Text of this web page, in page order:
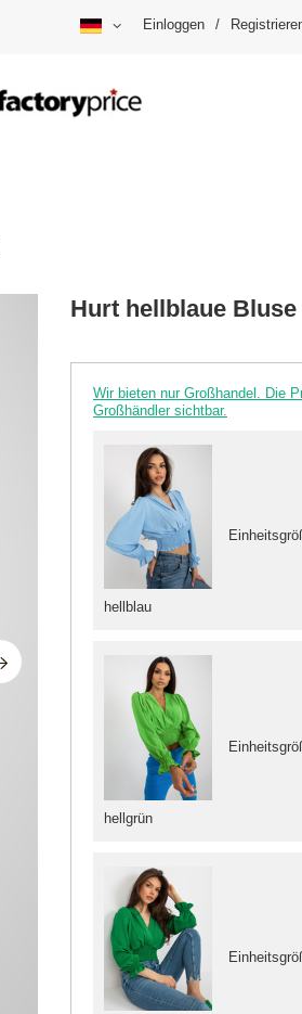
Einloggen /
Hurt hellblaue
Wir bieten nur Großhandel. Die
Großhändler sichtbar.
hellgrün
hellblau